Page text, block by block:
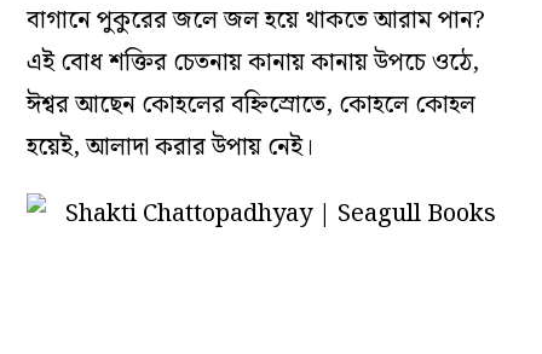
বাগানে পুকুরের জলে জল হয়ে থাকতে আরাম পান?
এই বোধ শক্তির চেতনায় কানায় কানায় উপচে ওঠে,
ঈশ্বর আছেন কোহলের বহ্নিস্রোতে, কোহলে কোহল
হয়েই, আলাদা করার উপায় নেই।